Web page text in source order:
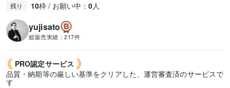
残り 10枠 / お願い中： 0人
yujisato
総販売実績： 217件
PRO認定サービス
品質・納期等の厳しい基準をクリアした、運営審査済のサービスで
す